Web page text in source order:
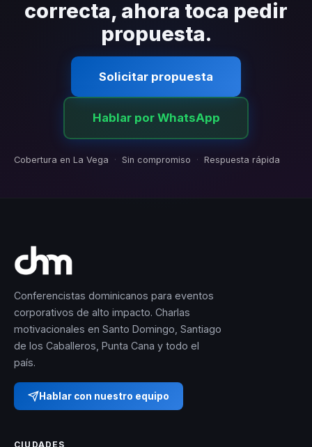
correcta, ahora toca pedir
propuesta.
Solicitar propuesta
Hablar por WhatsApp
Cobertura en La Vega · Sin compromiso · Respuesta rápida
Conferencistas dominicanos para eventos
corporativos de alto impacto. Charlas
motivacionales en Santo Domingo, Santiago
de los Caballeros, Punta Cana y todo el
país.
Hablar con nuestro equipo
CIUDADES